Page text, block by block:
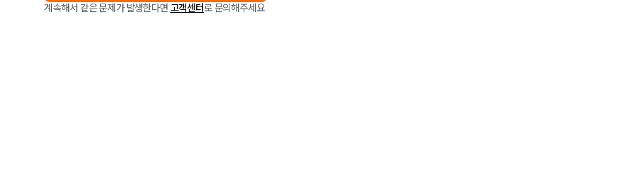
계속해서 같은 문제가 발생한다면 고객센터로 문의해주세요.